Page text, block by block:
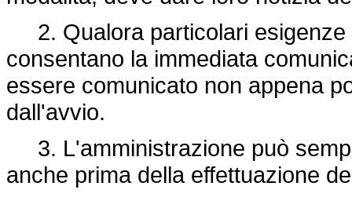
2. Qualora particolari esigenze
consentano la immediata
essere comunicato non appena
dall'avvio.
3. L'amministrazione può
anche prima della effettuazione